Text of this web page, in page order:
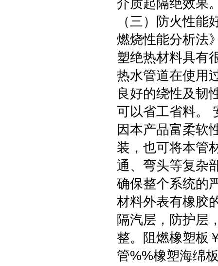
介质起隔绝效果
（三）防火性
燃烧性能分析法
塑绝热材料具有
热水管道在使用
良好的绕性及韧
可以省工省料。
因本产品富柔软
装，也可将本管
通、弯头等复杂
确保整个系统的
材料外表有橡胶
隔汽层，防护层
整。阻燃橡塑板
管%%橡塑海绵